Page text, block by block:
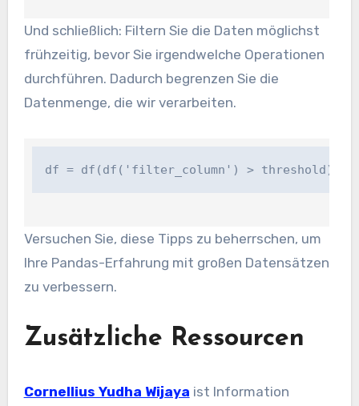
Und schließlich: Filtern Sie die Daten möglichst
frühzeitig, bevor Sie irgendwelche Operationen
durchführen. Dadurch begrenzen Sie die
Datenmenge, die wir verarbeiten.
df = df(df('filter_column') > threshold)
Versuchen Sie, diese Tipps zu beherrschen, um
Ihre Pandas-Erfahrung mit großen Datensätzen
zu verbessern.
Zusätzliche Ressourcen
Cornellius Yudha Wijaya ist Information